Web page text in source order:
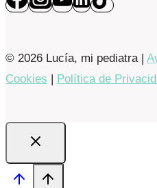
© 2026 Lucía, mi pediatra |
Cookies | Política de